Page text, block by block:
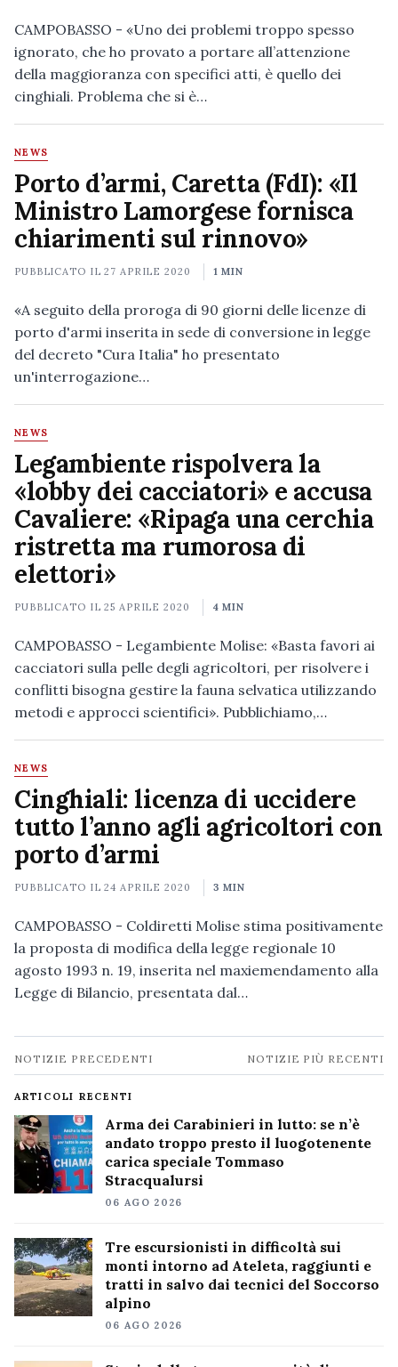
CAMPOBASSO - «Uno dei problemi troppo spesso
ignorato, che ho provato a portare all’attenzione
della maggioranza con specifici atti, è quello dei
cinghiali. Problema che si è…
NEWS
Porto d’armi, Caretta (FdI): «Il
Ministro Lamorgese fornisca
chiarimenti sul rinnovo»
PUBBLICATO IL27 APRILE 2020 1 MIN
«A seguito della proroga di 90 giorni delle licenze di
porto d'armi inserita in sede di conversione in legge
del decreto "Cura Italia" ho presentato
un'interrogazione…
NEWS
Legambiente rispolvera la
«lobby dei cacciatori» e accusa
Cavaliere: «Ripaga una cerchia
ristretta ma rumorosa di
elettori»
PUBBLICATO IL25 APRILE 2020 4 MIN
CAMPOBASSO - Legambiente Molise: «Basta favori ai
cacciatori sulla pelle degli agricoltori, per risolvere i
conflitti bisogna gestire la fauna selvatica utilizzando
metodi e approcci scientifici». Pubblichiamo,…
NEWS
Cinghiali: licenza di uccidere
tutto l’anno agli agricoltori con
porto d’armi
PUBBLICATO IL24 APRILE 2020 3 MIN
CAMPOBASSO - Coldiretti Molise stima positivamente
la proposta di modifica della legge regionale 10
agosto 1993 n. 19, inserita nel maxiemendamento alla
Legge di Bilancio, presentata dal…
Navigazione
notizie
NOTIZIE PRECEDENTI NOTIZIE PIÙ RECENTI
ARTICOLI RECENTI
Arma dei Carabinieri in lutto: se n’è
andato troppo presto il luogotenente
carica speciale Tommaso
Stracqualursi
06 AGO 2026
Tre escursionisti in difficoltà sui
monti intorno ad Ateleta, raggiunti e
tratti in salvo dai tecnici del Soccorso
alpino
06 AGO 2026